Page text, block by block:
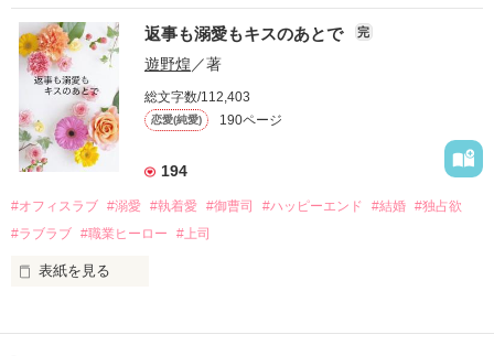
『責任をとる、結婚しよう』と真っ直ぐに告げてきた。
戸惑う美桜とは裏腹に、好きという気持ちを隠すことなく
甘やかしてくる。
そんなある日、哲平は美桜がストーカー被害に
遭っていることを知る。
美桜を守るため、哲平は同居を提案してきて――。
夏木美桜(なつきみお)
鳴海哲平 (なるみてっぺい)
おかしな噂を流されて前の職場でうまくいかなかった梅田美
桜は、海外で傷心旅行をしていたところ、日本人美青年と出会
い、酒の勢いもあり一夜限りの関係となる。
帰国後、美桜は新しい職場でワンナイトした美青年と再会。
なんと彼の正体は、とある財閥御曹司にも関わらず、一族を離
れて起業した新進気鋭の実業家、社内でも冷徹だと評判な社長
――御影恭司その人だったのだ――！
なぜか恭司から飼い猫の世話係を命じられた美桜は、猫の世
の関係となってしまい――？
返事も溺愛もキスのあとで 完
遊野煌 ／著
総文字数/112,403
恋愛(純愛) 190ページ
194
#オフィスラブ #溺愛 #執着愛 #御曹司 #ハッピーエンド #結婚 #独占欲
#ラブラブ #職業ヒーロー #上司
表紙を見る
ションの企画戦略室で働いている。